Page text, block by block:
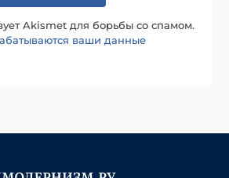
Akismet для борьбы со спамом.
ваши данные